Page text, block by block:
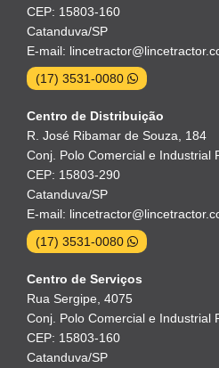
CEP: 15803-160
Catanduva/SP
E-mail:
(17) 3531-0080
Centro de Distribuição
R. José Ribamar de Souza, 184
Conj. Polo Comercial e Industrial
CEP: 15803-290
Catanduva/SP
E-mail:
(17) 3531-0080
Centro de Serviços
Rua Sergipe, 4075
Conj. Polo Comercial e Industrial
CEP: 15803-160
Catanduva/SP